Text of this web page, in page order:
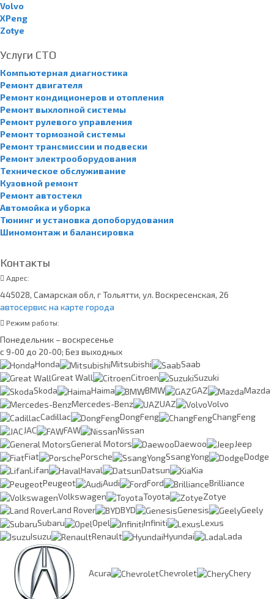
Volvo
XPeng
Zotye
Услуги СТО
Компьютерная диагностика
Ремонт двигателя
Ремонт кондиционеров и отопления
Ремонт выхлопной системы
Ремонт рулевого управления
Ремонт тормозной системы
Ремонт трансмиссии и подвески
Ремонт электрооборудования
Техническое обслуживание
Кузовной ремонт
Ремонт автостекл
Автомойка и уборка
Тюнинг и установка допоборудования
Шиномонтаж и балансировка
Контакты
Адрес:
445028, Самарская обл, г Тольятти, ул. Воскресенская, 26
автосервис на карте города
Режим работы:
Понедельник – воскресенье
с 9-00 до 20-00; Без выходных
Honda
Mitsubishi
Saab
Great Wall
Citroen
Suzuki
Skoda
Haima BMW GAZ
Mazda
Mercedes-Benz
UAZ
Volvo
Cadillac
DongFeng
ChangFeng
JAC
FAW
Nissan
General Motors
Daewoo
Jeep
Fiat
Porsche SsangYong
Dodge
Lifan
Haval Datsun
Kia
Peugeot
Audi Ford
Brilliance
Volkswagen
Toyota
Zotye
Land Rover
BYD Genesis
Geely
Subaru
Opel Infiniti
Lexus
Isuzu
Renault Hyundai Lada
Acura Chevrolet Chery